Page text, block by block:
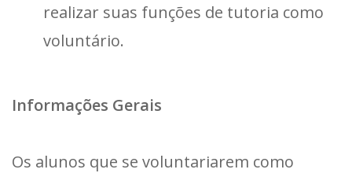
realizar suas funções de tutoria como
voluntário.
Informações Gerais
Os alunos que se voluntariarem como